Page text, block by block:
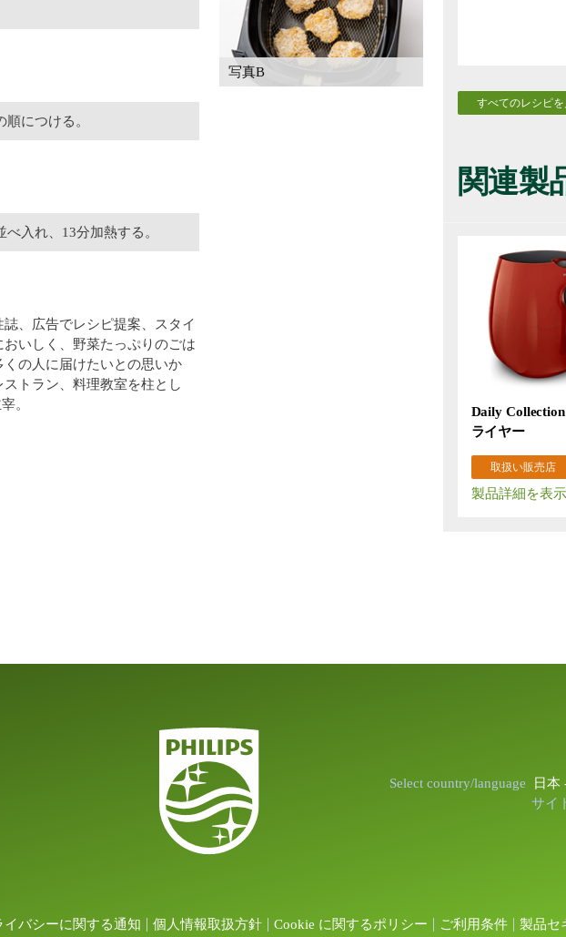
につける。
入れ、13分加熱する。
、広告でレシピ提案、スタイ
いしく、野菜たっぷりのごは
の人に届けたいとの思いか
トラン、料理教室を柱とし
。
写真B
すべてのレシピを
関連製
Daily
ライヤー
取扱い販売店
製品詳細を表示
Select country/language
日本
サイ
イバシーに関する通知 個人情報取扱方針 Cookie に関するポリシー ご利用条件 製品セ